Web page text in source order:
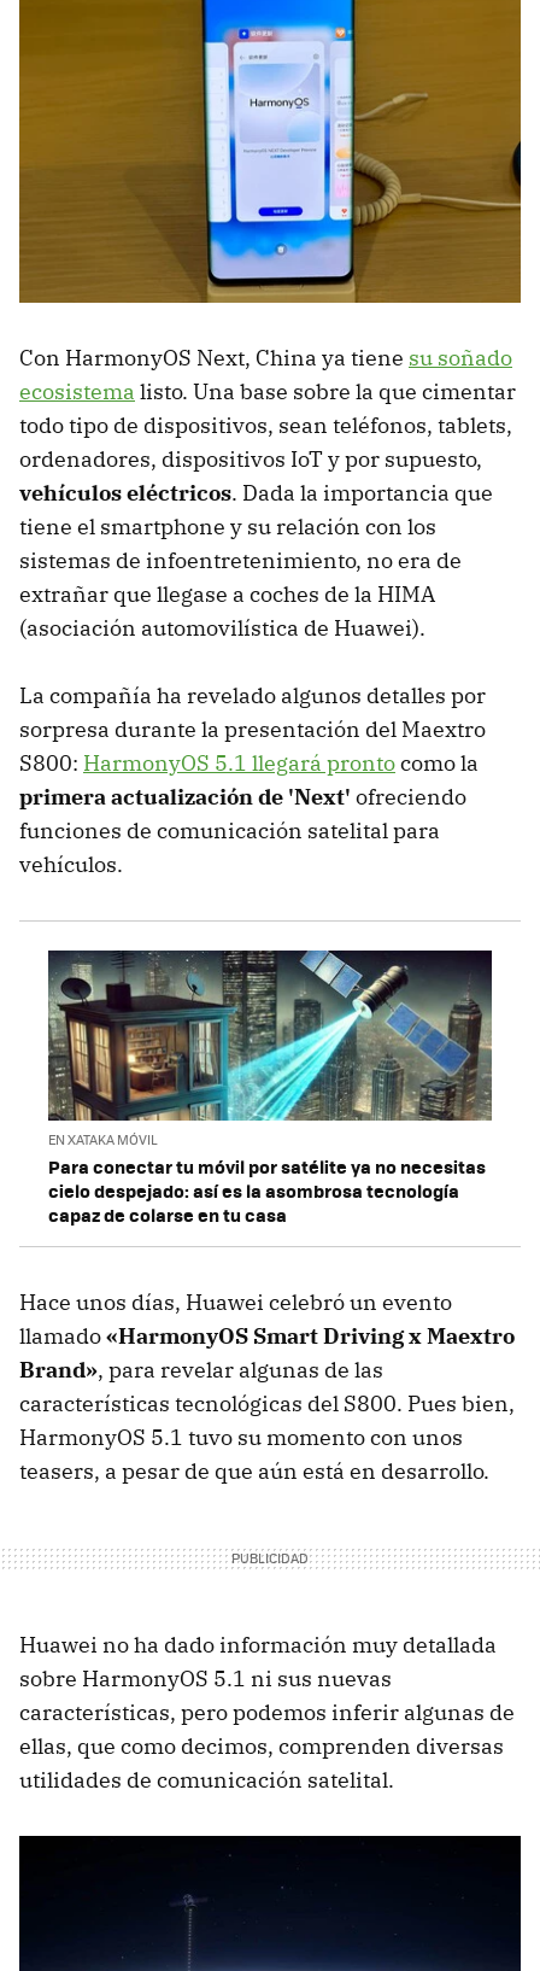
Con HarmonyOS Next, China ya tiene su soñado
ecosistema listo. Una base sobre la que cimentar
todo tipo de dispositivos, sean teléfonos, tablets,
ordenadores, dispositivos IoT y por supuesto,
vehículos eléctricos. Dada la importancia que
tiene el smartphone y su relación con los
sistemas de infoentretenimiento, no era de
extrañar que llegase a coches de la HIMA
(asociación automovilística de Huawei).
La compañía ha revelado algunos detalles por
sorpresa durante la presentación del Maextro
S800: HarmonyOS 5.1 llegará prontocomo la
primera actualización de 'Next' ofreciendo
funciones de comunicación satelital para
vehículos.
EN XATAKA MÓVIL
Para conectar tu móvil por satélite ya no necesitas
cielo despejado: así es la asombrosa tecnología
capaz de colarse en tu casa
Hace unos días, Huawei celebró un evento
llamado«HarmonyOS Smart Driving x Maextro
Brand», para revelar algunas de las
características tecnológicas del S800. Pues bien,
HarmonyOS 5.1 tuvo su momento con unos
teasers, a pesar de que aún está en desarrollo.
Huawei no ha dado información muy detallada
sobre HarmonyOS 5.1 ni sus nuevas
características, pero podemos inferir algunas de
ellas, que como decimos, comprenden diversas
utilidades de comunicación satelital.